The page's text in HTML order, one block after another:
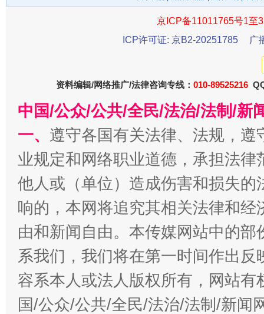
千年窑火 生生不息 一
京ICP备11011765号1至
ICP许可证: 京B2-20251785
广
资料编辑/网络推广/法律咨询专线： 010-89525216
中国/公众/公共/全民/法治/法制/新
一、 遵守各国有关法律、法规，
业规定和网络职业道德，承担法
他人或（单位）造成伤害和损失
响的，本网将追究其相关法律和
由和新闻自由。本传媒网站中的
系我们，我们将在第一时间作出
容系本人或法人版权所有，网站
国/公众/公共/全民/法治/法制/新闻